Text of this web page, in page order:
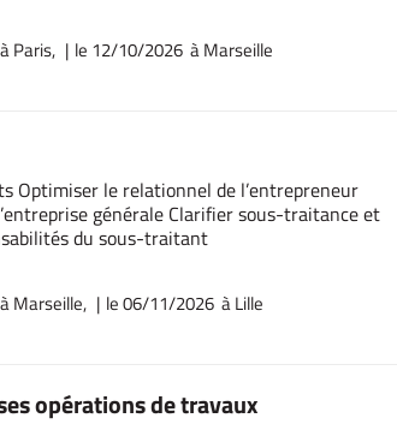
Paris,
le 12/10/2026 à Marseille
Optimiser le relationnel de l’entrepreneur
générale Clarifier sous-traitance et
du sous-traitant
Marseille,
le 06/11/2026 à Lille
ses opérations de travaux